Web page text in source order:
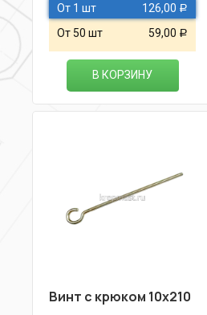
От 1 шт 126,00 Р
От 50 шт 59,00 Р
В КОРЗИНУ
Винт с крюком 10х210